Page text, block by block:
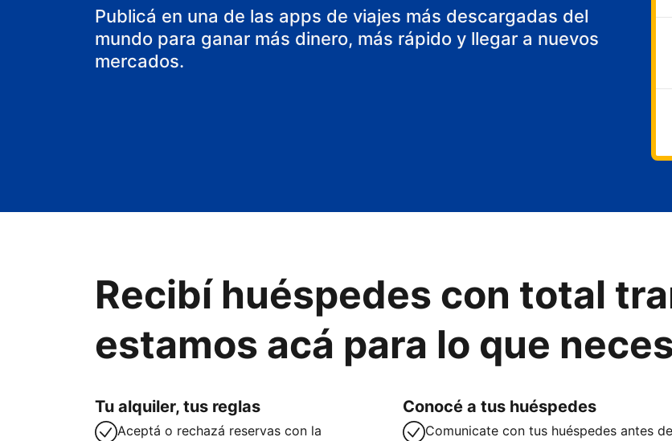
aparthotel
Publicá en una de las apps de viajes más descargadas del
mundo para ganar más dinero, más rápido y llegar a nuevos
mercados.
Recibí huéspedes con total
estamos acá para lo que
Tu alquiler, tus reglas
Aceptá o rechazá reservas con la
Conocé a tus huéspedes
Comunicate con tus huéspedes antes de